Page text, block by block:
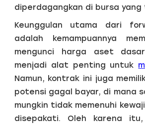
diperdagangkan di bursa
Keunggulan utama dari
adalah kemampuannya
mengunci harga aset
menjadi alat penting untuk
Namun, kontrak ini juga
potensi gagal bayar, di mana
mungkin tidak memenuhi
disepakati. Oleh karena